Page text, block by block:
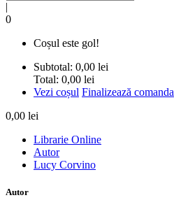
|
0
Coșul este gol!
Subtotal: 0,00 lei
Total: 0,00 lei
Vezi coșul Finalizează comanda
0,00 lei
Librarie Online
Autor
Lucy Corvino
Autor